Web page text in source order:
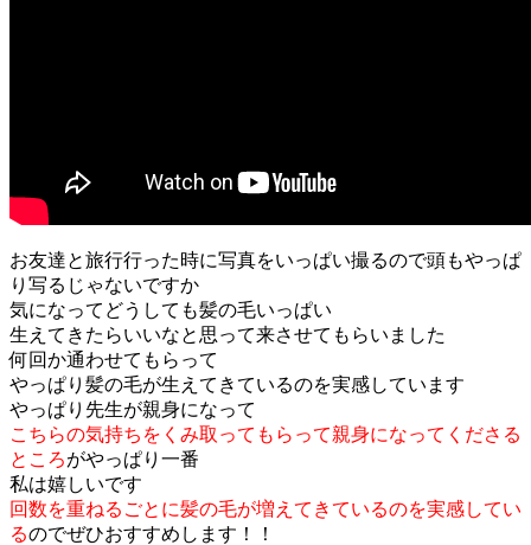
お友達と旅行行った時に写真をいっぱい撮るので頭もやっぱ
り写るじゃないですか
気になってどうしても髪の毛いっぱい
生えてきたらいいなと思って来させてもらいました
何回か通わせてもらって
やっぱり髪の毛が生えてきているのを実感しています
やっぱり先生が親身になって
こちらの気持ちをくみ取ってもらって親身になってくださる
ところがやっぱり一番
私は嬉しいです
回数を重ねるごとに髪の毛が増えてきているのを実感してい
るのでぜひおすすめします！！